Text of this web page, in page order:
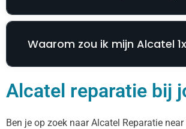
Waarom zou ik mijn Alcatel
Alcatel reparatie bij
Ben je op zoek naar Alcatel Reparatie